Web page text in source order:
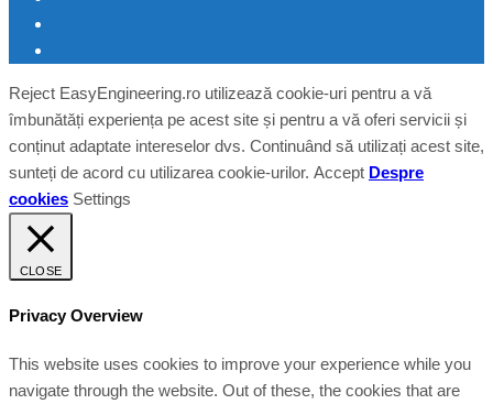
Reject EasyEngineering.ro utilizează cookie-uri pentru a vă
îmbunătăți experiența pe acest site și pentru a vă oferi servicii și
conținut adaptate intereselor dvs. Continuând să utilizați acest site,
sunteți de acord cu utilizarea cookie-urilor. Accept Despre
cookies Settings
CLOSE
Privacy Overview
This website uses cookies to improve your experience while you
navigate through the website. Out of these, the cookies that are